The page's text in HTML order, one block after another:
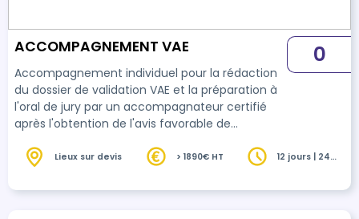
ACCOMPAGNEMENT VAE
Accompagnement individuel pour la rédaction
du dossier de validation VAE et la préparation à
l'oral de jury par un accompagnateur certifié
après l'obtention de l'avis favorable de
0
Lieux sur devis > 1890€ HT
12 jours | 24